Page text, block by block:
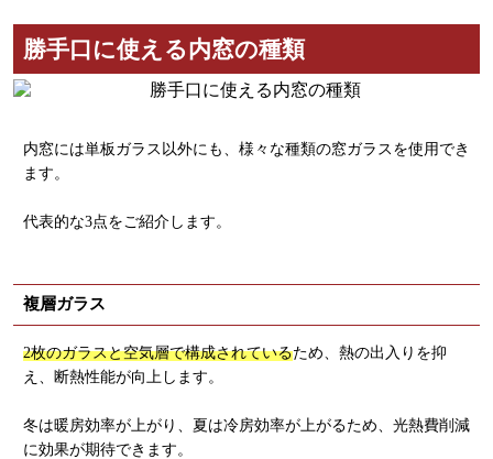
勝手口に使える内窓の種類
内窓には単板ガラス以外にも、様々な種類の窓ガラスを使用でき
ます。
代表的な3点をご紹介します。
複層ガラス
2枚のガラスと空気層で構成されているため、熱の出入りを抑
え、断熱性能が向上します。
冬は暖房効率が上がり、夏は冷房効率が上がるため、光熱費削減
に効果が期待できます。